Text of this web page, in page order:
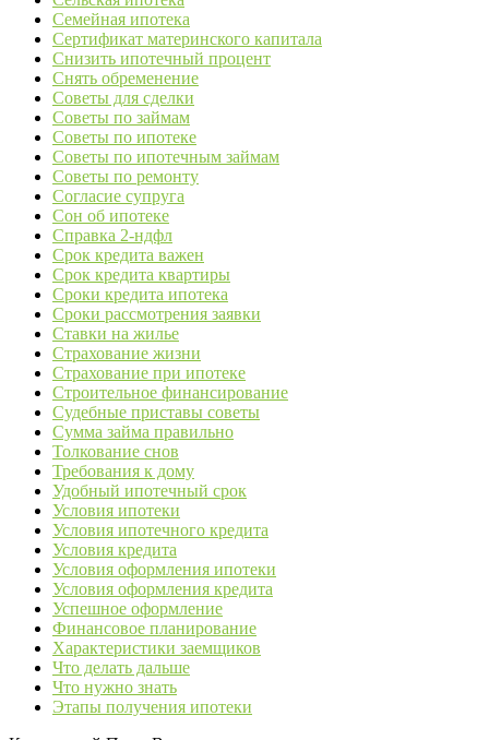
Семейная ипотека
Сертификат материнского капитала
Снизить ипотечный процент
Снять обременение
Советы для сделки
Советы по займам
Советы по ипотеке
Советы по ипотечным займам
Советы по ремонту
Согласие супруга
Сон об ипотеке
Справка 2-ндфл
Срок кредита важен
Срок кредита квартиры
Сроки кредита ипотека
Сроки рассмотрения заявки
Ставки на жилье
Страхование жизни
Страхование при ипотеке
Строительное финансирование
Судебные приставы советы
Сумма займа правильно
Толкование снов
Требования к дому
Удобный ипотечный срок
Условия ипотеки
Условия ипотечного кредита
Условия кредита
Условия оформления ипотеки
Условия оформления кредита
Успешное оформление
Финансовое планирование
Характеристики заемщиков
Что делать дальше
Что нужно знать
Этапы получения ипотеки